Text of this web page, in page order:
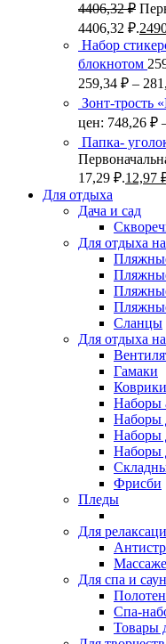
4406,32₽
4406,32 ₽.
Набор
блокнотом
259,34 ₽ –
Зонт-трость
цен: 748,26 ₽
Папка-
17,29 ₽.12,97
Для отдыха
Дача и сад
Для отдыха
Сланцы
Для отдыха
Гамаки
Наборы
Наборы
Наборы
Наборы
Фрисби
Пледы
Для
Для спа и
Спа-
Товары